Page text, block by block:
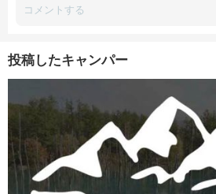
投稿したキャンパー